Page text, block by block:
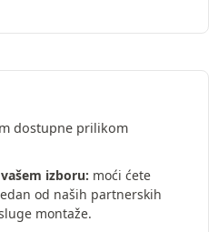
dostupne prilikom
izboru: moći ćete
od naših partnerskih
montaže.